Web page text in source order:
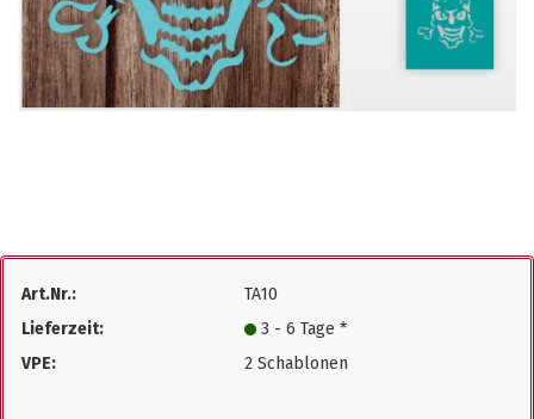
Art.Nr.:
TA10
Lieferzeit:
3 - 6 Tage *
VPE:
2 Schablonen